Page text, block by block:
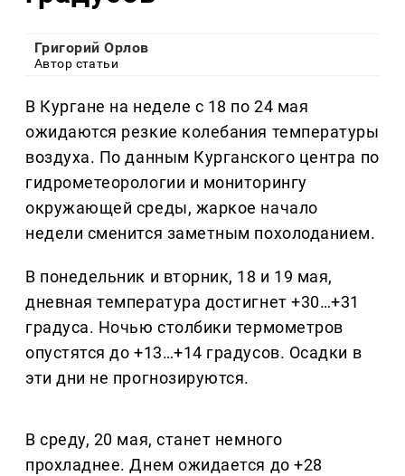
Григорий Орлов
Автор статьи
В Кургане на неделе с 18 по 24 мая
ожидаются резкие колебания температуры
воздуха. По данным Курганского центра по
гидрометеорологии и мониторингу
окружающей среды, жаркое начало
недели сменится заметным похолоданием.
В понедельник и вторник, 18 и 19 мая,
дневная температура достигнет +30…+31
градуса. Ночью столбики термометров
опустятся до +13…+14 градусов. Осадки в
эти дни не прогнозируются.
В среду, 20 мая, станет немного
прохладнее. Днем ожидается до +28